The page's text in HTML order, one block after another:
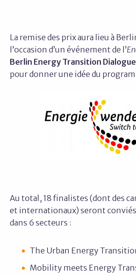
La remise des prix aura lieu à
l’occasion d’un événement de l’
Berlin Energy Transition Dialogue
pour donner une idée du
Au total, 18 finalistes (dont des
et internationaux) seront conviés
dans 6 secteurs :
The Urban Energy
Mobility meets Energy